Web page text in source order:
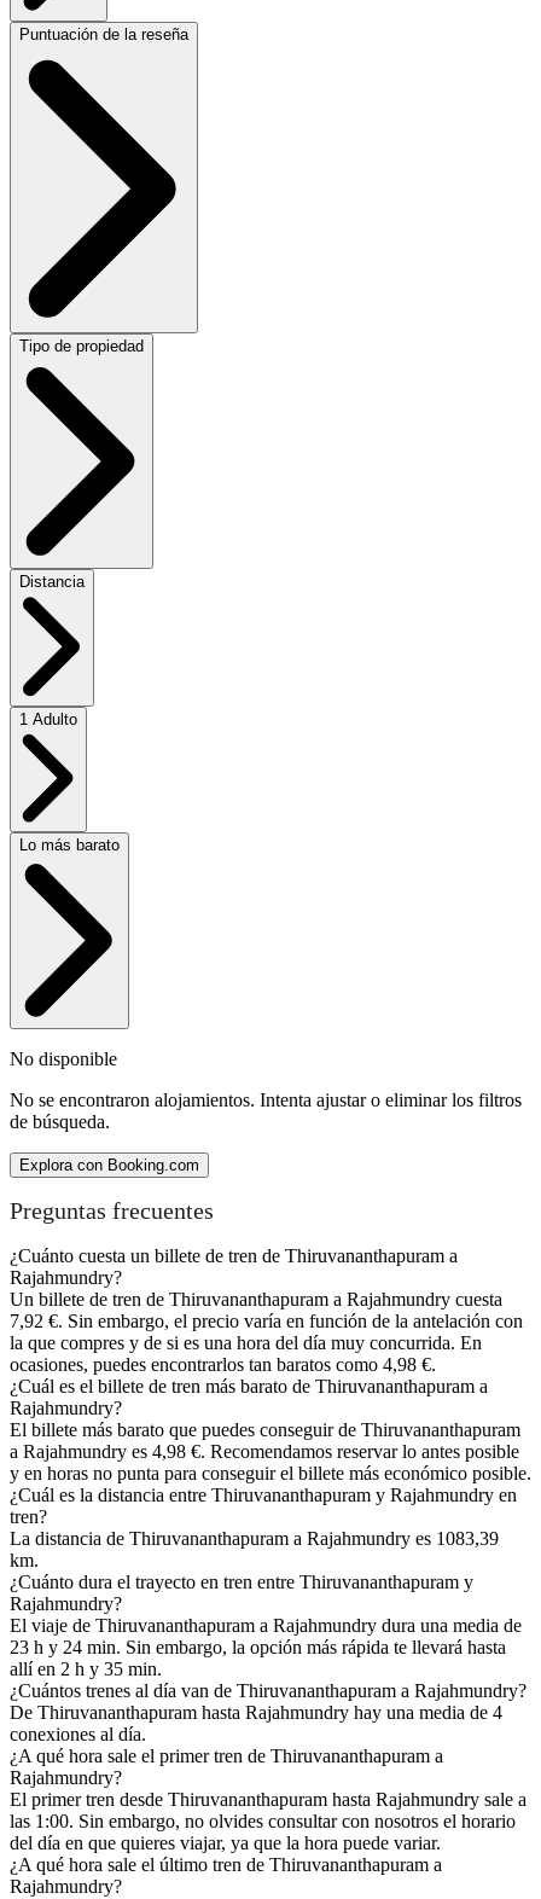
Puntuación de la reseña
Tipo de propiedad
Distancia
1 Adulto
Lo más barato
No disponible
No se encontraron alojamientos. Intenta ajustar o eliminar los filtros
de búsqueda.
Explora con Booking.com
Preguntas frecuentes
¿Cuánto cuesta un billete de tren de Thiruvananthapuram a
Rajahmundry?
Un billete de tren de Thiruvananthapuram a Rajahmundry cuesta
7,92 €. Sin embargo, el precio varía en función de la antelación con
la que compres y de si es una hora del día muy concurrida. En
ocasiones, puedes encontrarlos tan baratos como 4,98 €.
¿Cuál es el billete de tren más barato de Thiruvananthapuram a
Rajahmundry?
El billete más barato que puedes conseguir de Thiruvananthapuram
a Rajahmundry es 4,98 €. Recomendamos reservar lo antes posible
y en horas no punta para conseguir el billete más económico posible.
¿Cuál es la distancia entre Thiruvananthapuram y Rajahmundry en
tren?
La distancia de Thiruvananthapuram a Rajahmundry es 1083,39
km.
¿Cuánto dura el trayecto en tren entre Thiruvananthapuram y
Rajahmundry?
El viaje de Thiruvananthapuram a Rajahmundry dura una media de
23 h y 24 min. Sin embargo, la opción más rápida te llevará hasta
allí en 2 h y 35 min.
¿Cuántos trenes al día van de Thiruvananthapuram a Rajahmundry?
De Thiruvananthapuram hasta Rajahmundry hay una media de 4
conexiones al día.
¿A qué hora sale el primer tren de Thiruvananthapuram a
Rajahmundry?
El primer tren desde Thiruvananthapuram hasta Rajahmundry sale a
las 1:00. Sin embargo, no olvides consultar con nosotros el horario
del día en que quieres viajar, ya que la hora puede variar.
¿A qué hora sale el último tren de Thiruvananthapuram a
Rajahmundry?